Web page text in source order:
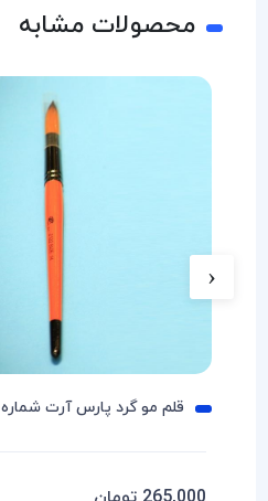
محصولات مشابه
قلم مو گرد پارس آرت شماره 14 کد 2122
‹